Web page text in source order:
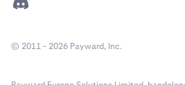
© 2011 - 2026 Payward, Inc.